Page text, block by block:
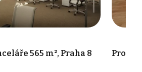
565 m², Praha 8